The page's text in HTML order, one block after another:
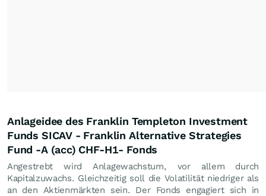
Anlageidee des Franklin Templeton Investment
Funds SICAV - Franklin Alternative Strategies
Fund -A (acc) CHF-H1- Fonds
Angestrebt wird Anlagewachstum, vor allem durch
Kapitalzuwachs. Gleichzeitig soll die Volatilität niedriger als
an den Aktienmärkten sein. Der Fonds engagiert sich in